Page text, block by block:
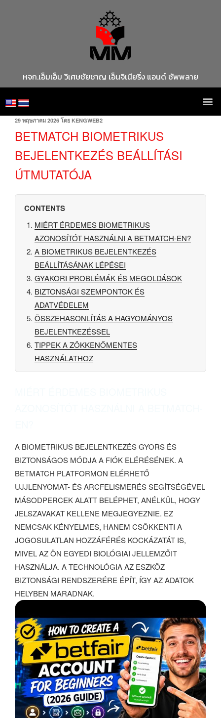
หจก.เอ็มเอ็ม วิเศษชัยชาญ เอ็นจิเนียริ่ง แอนด์ ซัพพลาย
29 พฤษภาคม 2026 โดย KENGWEB2
BETMATCH BIOMETRIKUS
BEJELENTKEZÉS BEÁLLÍTÁSI
ÚTMUTATÓJA
CONTENTS
MIÉRT ÉRDEMES BIOMETRIKUS
AZONOSÍTÓT HASZNÁLNI A BETMATCH-EN?
A BIOMETRIKUS BEJELENTKEZÉS
BEÁLLÍTÁSÁNAK LÉPÉSEI
GYAKORI PROBLÉMÁK ÉS MEGOLDÁSOK
BIZTONSÁGI SZEMPONTOK ÉS
ADATVÉDELEM
ÖSSZEHASONLÍTÁS A HAGYOMÁNYOS
BEJELENTKEZÉSSEL
TIPPEK A ZÖKKENŐMENTES
HASZNÁLATHOZ
A BIOMETRIKUS BEJELENTKEZÉS GYORS ÉS
BIZTONSÁGOS MÓDJA A FIÓK ELÉRÉSÉNEK. A
BETMATCH PLATFORMON ELÉRHETŐ
UJJLENYOMAT- ÉS ARCFELISMERÉS SEGÍTSÉGÉVEL
MÁSODPERCEK ALATT BELÉPHET, ANÉLKÜL, HOGY
JELSZAVAKAT KELLENE MEGJEGYEZNIE. EZ
NEMCSAK KÉNYELMES, HANEM CSÖKKENTI A
JOGOSULATLAN HOZZÁFÉRÉS KOCKÁZATÁT IS,
MIVEL AZ ÖN EGYEDI BIOLÓGIAI JELLEMZŐIT
HASZNÁLJA. A TECHNOLÓGIA AZ ESZKÖZ
BIZTONSÁGI RENDSZERÉRE ÉPÍT, ÍGY AZ ADATOK
HELYBEN MARADNAK.